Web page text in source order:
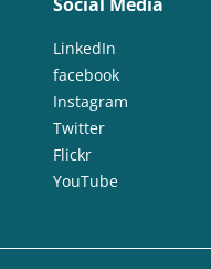
LinkedIn
facebook
Instagram
Twitter
Flickr
YouTube